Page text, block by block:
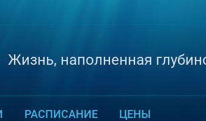
Жизнь, наполненная
РАСПИСАНИЕ ЦЕНЫ